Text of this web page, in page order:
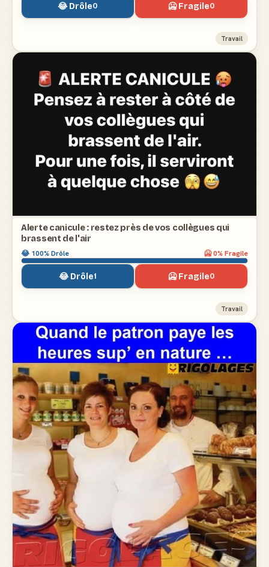
😂 Drôle0 🥶 Fragile0
Travail
Alerte canicule : restez près de vos collègues qui
brassent de l'air
😂 100% Drôle 🥶0% Fragile
😂 Drôle1 🥶 Fragile0
Travail